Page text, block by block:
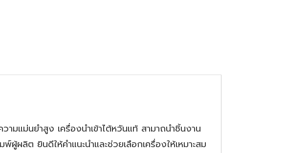
มแม่นยำสูง เครื่องนำเข้าไต้หวันแท้ สามาถนำชิ้นงาน
ผู้ผลิต ยินดีให้คำแนะนำและช่วยเลือกเครื่องให้เหมาะสม